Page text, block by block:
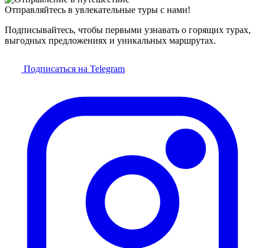
Отправляйтесь в увлекательные туры с нами!
Подписывайтесь, чтобы первыми узнавать о горящих турах,
выгодных предложениях и уникальных маршрутах.
Подписаться на Telegram